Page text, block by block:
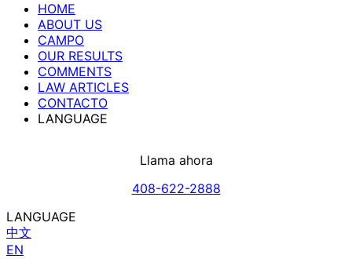
HOME
ABOUT US
CAMPO
OUR RESULTS
COMMENTS
LAW ARTICLES
CONTACTO
LANGUAGE
Llama ahora
408-622-2888
LANGUAGE
中文
EN